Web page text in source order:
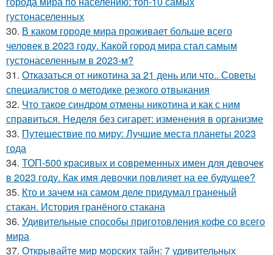
густонаселенных
30. В каком городе мира проживает больше всего
человек в 2023 году. Какой город мира стал самым
густонаселенным в 2023-м?
31. Отказаться от никотина за 21 день или что.. Советы
специалистов о методике резкого отвыкания
32. Что такое синдром отмены никотина и как с ним
справиться. Неделя без сигарет: изменения в организме
33. Путешествие по миру: Лучшие места планеты 2023
года
34. ТОП-500 красивых и современных имен для девочек
в 2023 году. Как имя девочки повлияет на ее будущее?
35. Кто и зачем на самом деле придумал граненый
стакан. История гранёного стакана
36. Удивительные способы приготовления кофе со всего
мира
37. Открывайте мир морских тайн: 7 удивительных